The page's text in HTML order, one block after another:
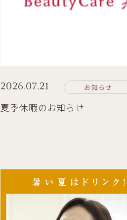
2026.07.21 お知らせ
夏季休暇のお知らせ